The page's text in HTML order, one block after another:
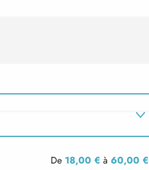
De 18,00 € à60,00 €